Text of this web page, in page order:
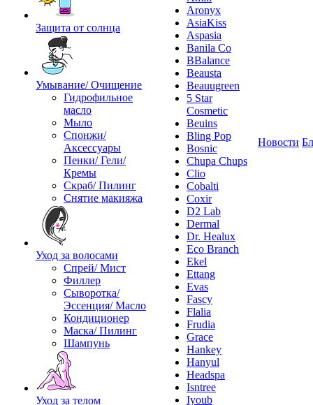
Защита от солнца
Умывание/ Очищение
Гидрофильное
масло
Мыло
Спонжи/
Аксессуары
Пенки/ Гели/
Кремы
Скраб/ Пилинг
Снятие макияжа
Уход за волосами
Спрей/ Мист
Филлер
Сыворотка/
Эссенция/ Масло
Кондиционер
Маска/ Пилинг
Шампунь
Уход за телом
Aronyx
AsiaKiss
Aspasia
Banila Co
BBalance
Beausta
Beauugreen
5 Star
Cosmetic
Beuins
Bling Pop
Bosnic
Chupa Chups
Clio
Cobalti
Coxir
D2 Lab
Dermal
Dr. Healux
Eco Branch
Ekel
Ettang
Evas
Fascy
Flalia
Frudia
Grace
Hankey
Hanyul
Headspa
Isntree
Iyoub
Новости